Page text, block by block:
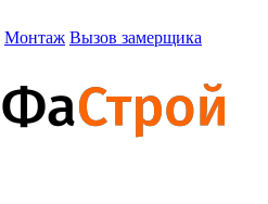
Монтаж Вызов замерщика